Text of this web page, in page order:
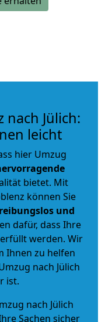
nach Jülich:
leicht
hier Umzug
bietet. Mit
können Sie
reibungslos und
dafür, dass Ihre
werden. Wir
Ihnen zu helfen
nach Jülich
ist.
nach Jülich
Sachen sicher